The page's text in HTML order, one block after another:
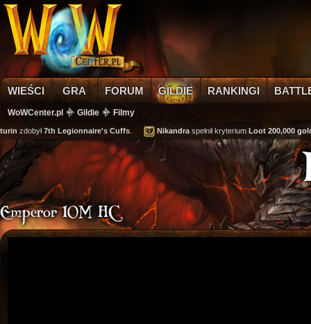
WIEŚCI GRA FORUM GILDIE RANKINGI
WoWCenter.pl Gildie Filmy
zdobył7th Legionnaire's Cuffs. Nikandraspełnił kryteriumLoot 200,000 gold
Emperor 10M HC